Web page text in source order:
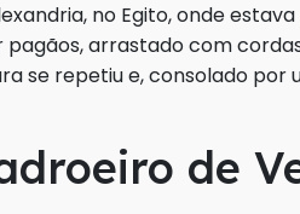
no Egito, onde
arrastado com
se repetiu e, consolado por
de